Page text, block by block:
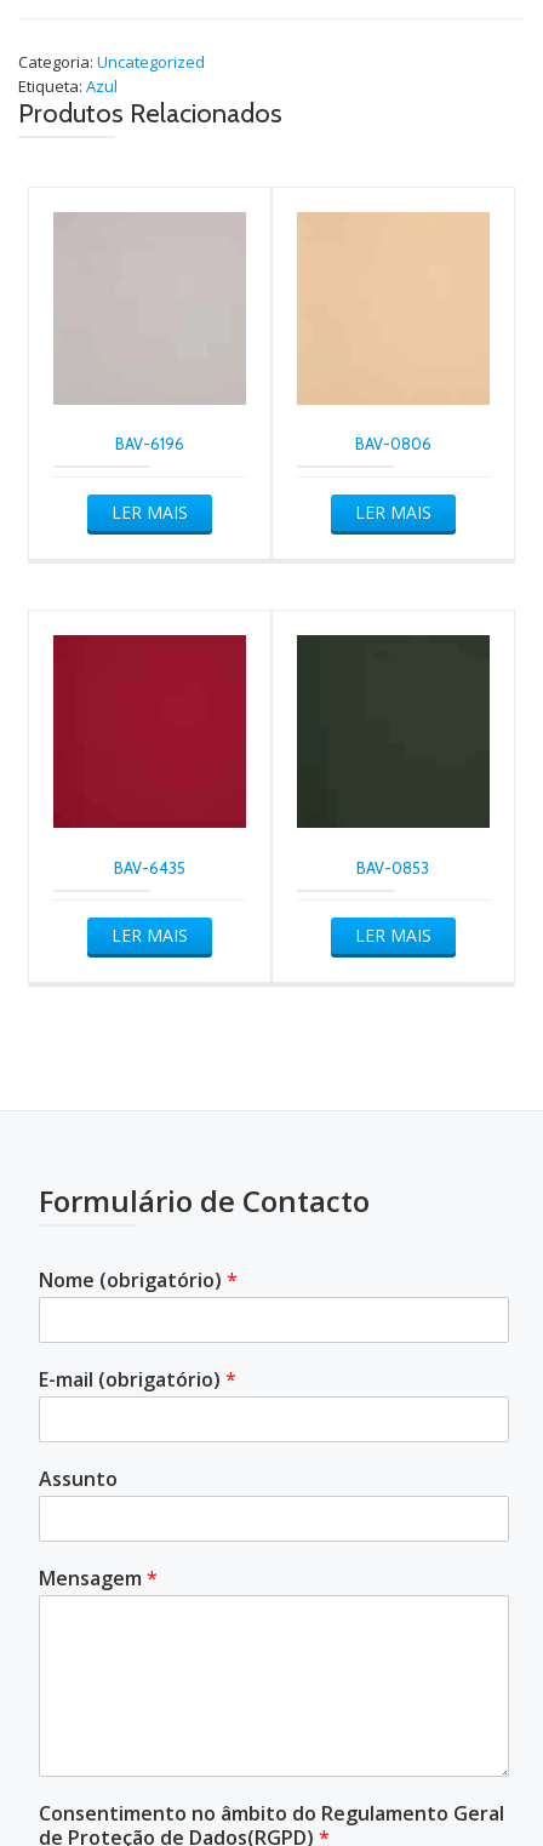
Categoria: Uncategorized
Etiqueta: Azul
Produtos Relacionados
BAV-6196
LER MAIS
BAV-0806
LER MAIS
BAV-6435
LER MAIS
BAV-0853
LER MAIS
Formulário de Contacto
Nome (obrigatório) *
E-mail (obrigatório) *
Assunto
Mensagem *
Consentimento no âmbito do Regulamento Geral
de Proteção de Dados(RGPD) *